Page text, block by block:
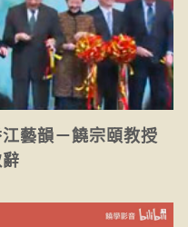
藝韻－饒宗頤教授